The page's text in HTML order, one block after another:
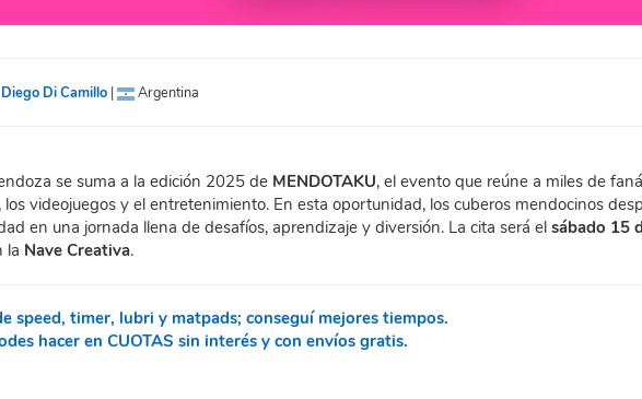
Diego Di Camillo | Argentina
se suma a la edición 2025 de MENDOTAKU, el evento que reúne a miles de
los videojuegos y el entretenimiento. En esta oportunidad, los cuberos mendocinos
en una jornada llena de desafíos, aprendizaje y diversión. La cita será el sábado 15
la Nave Creativa.
speed, timer, lubri y matpads; conseguí mejores tiempos.
hacer en CUOTAS sin interés y con envíos gratis.